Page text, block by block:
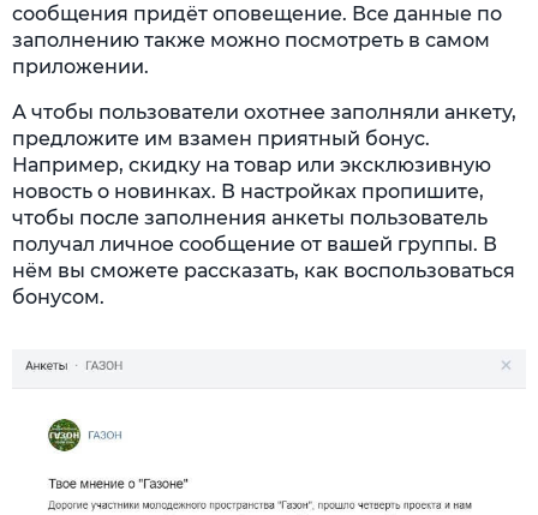
сообщения придёт оповещение. Все данные по
заполнению также можно посмотреть в самом
приложении.
А чтобы пользователи охотнее заполняли анкету,
предложите им взамен приятный бонус.
Например, скидку на товар или эксклюзивную
новость о новинках. В настройках пропишите,
чтобы после заполнения анкеты пользователь
получал личное сообщение от вашей группы. В
нём вы сможете рассказать, как воспользоваться
бонусом.